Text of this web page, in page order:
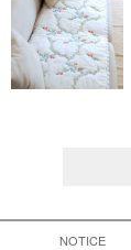
NOTICE